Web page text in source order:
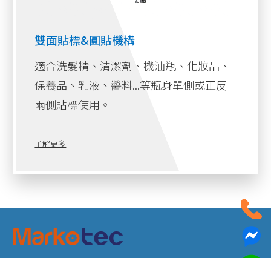
雙面貼標&圓貼機構
適合洗髮精、清潔劑、機油瓶、化妝品、
保養品、乳液、醬料...等瓶身單側或正反
兩側貼標使用。
了解更多